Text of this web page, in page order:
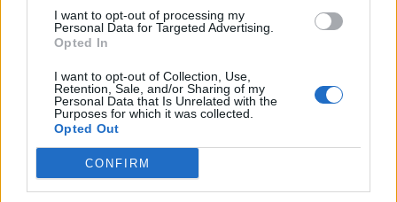
I want to opt-out of processing my
Personal Data for Targeted Advertising.
Opted In
I want to opt-out of Collection, Use,
Retention, Sale, and/or Sharing of my
Personal Data that Is Unrelated with the
Purposes for which it was collected.
Opted Out
CONFIRM
El virus del camello